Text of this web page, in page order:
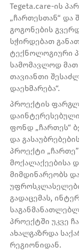
Tegeta.care-ის
„ჩართესთან“ და
გოგონების
სჭირდებათ
ტექნოლოგიური
სამომავლოდ
თავიანთი
დაეხმარება“.
პროექტის
ფონდ „ჩართეს“
და
პროექტი
მოქალაქეებისა
მიმდინარეობს
გადაცემას,
პროექტში უკვე
ახალგაზრდა
რეგიონიდან.